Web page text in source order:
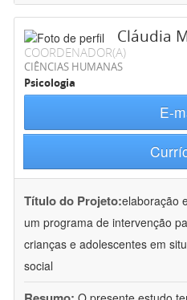
Cláudia
COORDENADOR(A)
CIÊNCIAS HUMANAS
Psicologia
E-
Título do Projeto:elaboração
um programa de intervenção
crianças e adolescentes em
social